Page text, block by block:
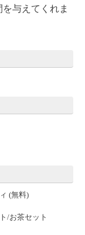
与えてくれま
(無料)
/お茶セット